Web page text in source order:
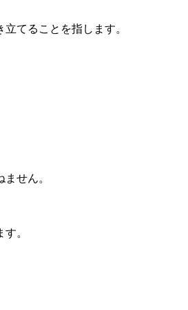
てることを指します。
せん。
。